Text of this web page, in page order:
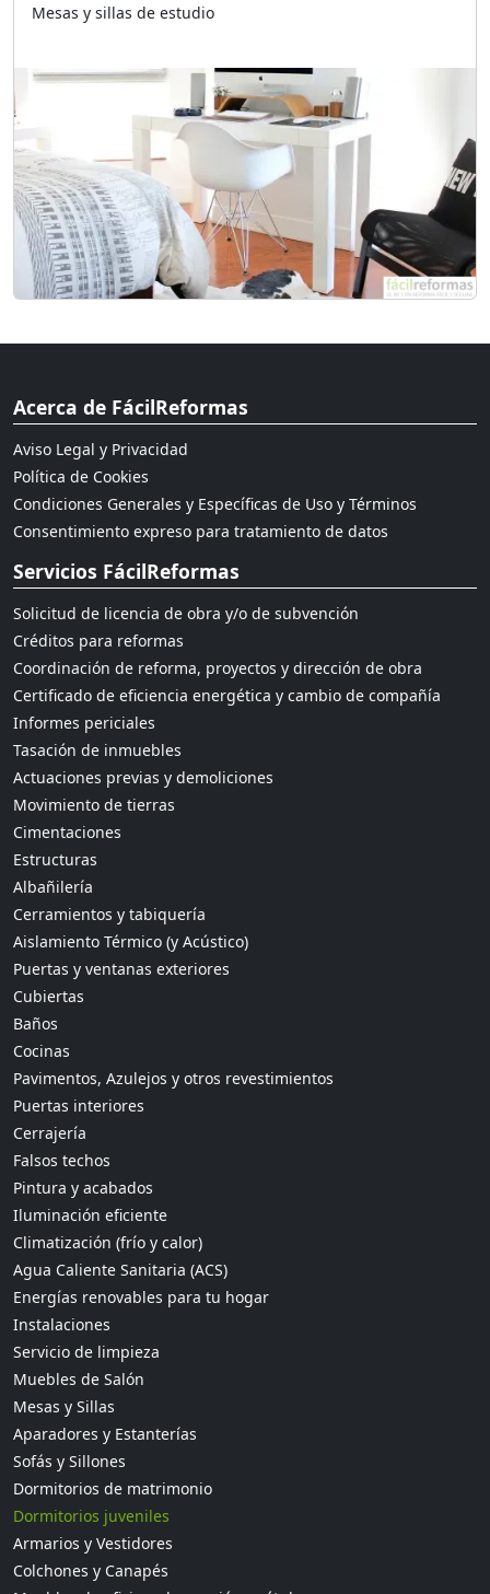
Mesas y sillas de estudio
Acerca de FácilReformas
Aviso Legal y Privacidad
Política de Cookies
Condiciones Generales y Específicas de Uso y Términos
Consentimiento expreso para tratamiento de datos
Servicios FácilReformas
Solicitud de licencia de obra y/o de subvención
Créditos para reformas
Coordinación de reforma, proyectos y dirección de obra
Certificado de eficiencia energética y cambio de compañía
Informes periciales
Tasación de inmuebles
Actuaciones previas y demoliciones
Movimiento de tierras
Cimentaciones
Estructuras
Albañilería
Cerramientos y tabiquería
Aislamiento Térmico (y Acústico)
Puertas y ventanas exteriores
Cubiertas
Baños
Cocinas
Pavimentos, Azulejos y otros revestimientos
Puertas interiores
Cerrajería
Falsos techos
Pintura y acabados
Iluminación eficiente
Climatización (frío y calor)
Agua Caliente Sanitaria (ACS)
Energías renovables para tu hogar
Instalaciones
Servicio de limpieza
Muebles de Salón
Mesas y Sillas
Aparadores y Estanterías
Sofás y Sillones
Dormitorios de matrimonio
Dormitorios juveniles
Armarios y Vestidores
Colchones y Canapés